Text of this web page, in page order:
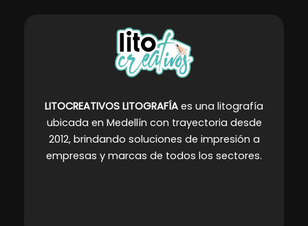
LITOCREATIVOS LITOGRAFÍA es una litografía
ubicada en Medellín con trayectoria desde
2012, brindando soluciones de impresión a
empresas y marcas de todos los sectores.